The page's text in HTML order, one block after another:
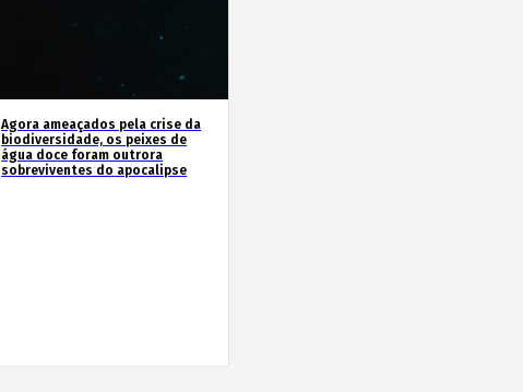
Agora ameaçados pela crise da
biodiversidade, os peixes de
água doce foram outrora
sobreviventes do apocalipse